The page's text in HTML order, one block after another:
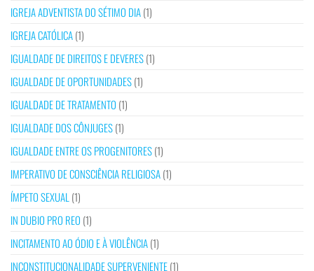
IGREJA ADVENTISTA DO SÉTIMO DIA(1)
IGREJA CATÓLICA(1)
IGUALDADE DE DIREITOS E DEVERES(1)
IGUALDADE DE OPORTUNIDADES(1)
IGUALDADE DE TRATAMENTO (1)
IGUALDADE DOS CÔNJUGES(1)
IGUALDADE ENTRE OS PROGENITORES(1)
IMPERATIVO DE CONSCIÊNCIA RELIGIOSA(1)
ÍMPETO SEXUAL (1)
IN DUBIO PRO REO (1)
INCITAMENTO AO ÓDIO E À VIOLÊNCIA(1)
INCONSTITUCIONALIDADE SUPERVENIENTE(1)